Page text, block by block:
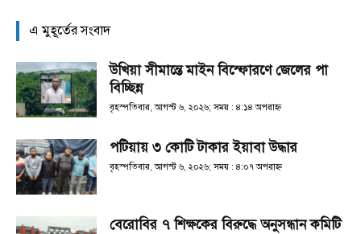
এ মুহূর্তের সংবাদ
উখিয়া সীমান্তে মাইন বিস্ফোরণে জেলের পা
বিচ্ছিন্ন
বৃহস্পতিবার, আগস্ট ৬, ২০২৬; সময় : ৪:১৪ অপরাহ্ণ
পটিয়ায় ৩ কোটি টাকার ইয়াবা উদ্ধার
বৃহস্পতিবার, আগস্ট ৬, ২০২৬; সময় : ৪:০৭ অপরাহ্ণ
বেরোবির ৭ শিক্ষকের বিরুদ্ধে অনুসন্ধান কমিটি